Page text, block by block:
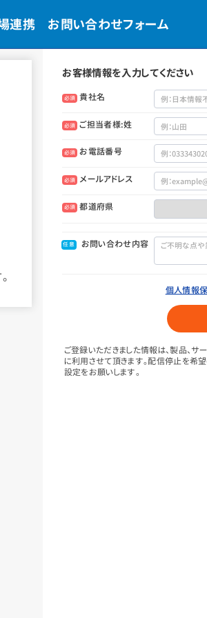
連携 お問い合わせフォーム
お客様情報を入力してください
必須 貴社名
必須 ご担当者様:姓
必須 お電話番号
必須 メールアドレス
必須 都道府県
任意 お問い合わせ内容
個人情報
ご登録いただきました情報は、製品、サ
に利用させて頂きます。配信停止を希
設定をお願いします。